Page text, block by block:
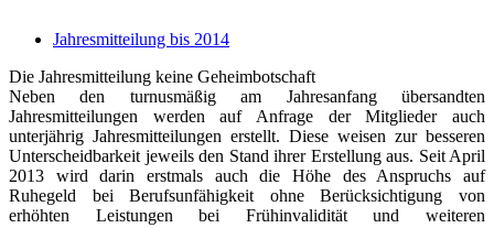
Jahresmitteilung bis 2014
Die Jahresmitteilung keine Geheimbotschaft
Neben den turnusmäßig am Jahresanfang übersandten
Jahresmitteilungen werden auf Anfrage der Mitglieder auch
unterjährig Jahresmitteilungen erstellt. Diese weisen zur besseren
Unterscheidbarkeit jeweils den Stand ihrer Erstellung aus. Seit April
2013 wird darin erstmals auch die Höhe des Anspruchs auf
Ruhegeld bei Berufsunfähigkeit ohne Berücksichtigung von
erhöhten Leistungen bei Frühinvalidität und weiteren